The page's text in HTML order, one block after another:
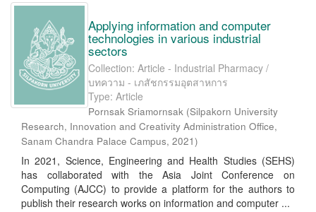
Applying information and computer
technologies in various industrial
sectors
Collection: Article - Industrial Pharmacy /
บทความ - เภสัชกรรมอุตสาหการ
Type: Article
Pornsak Sriamornsak (Silpakorn University
Research, Innovation and Creativity Administration Office,
Sanam Chandra Palace Campus, 2021)
In 2021, Science, Engineering and Health Studies (SEHS)
has collaborated with the Asia Joint Conference on
Computing (AJCC) to provide a platform for the authors to
publish their research works on information and computer ...